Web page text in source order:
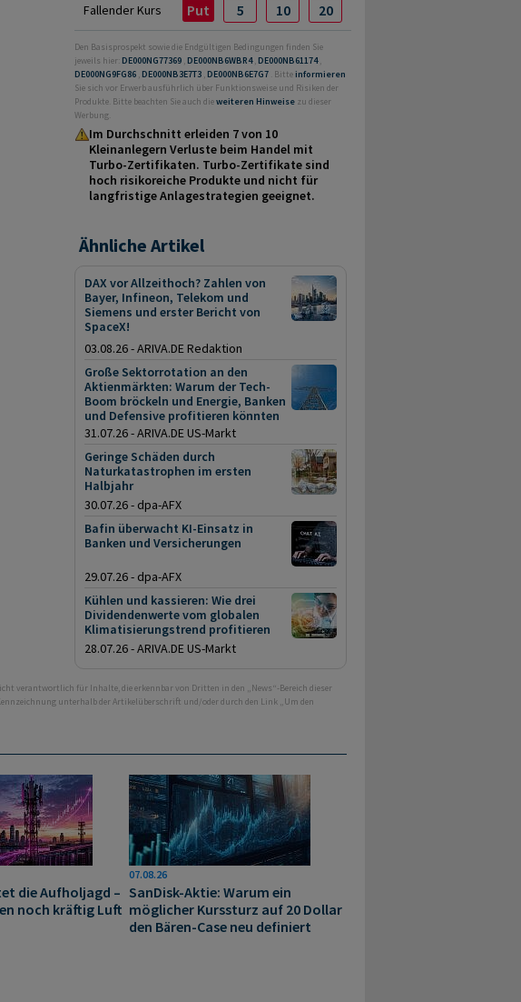
Fallender Kurs Put 5 10 20
Den Basisprospekt sowie die Endgültigen Bedingungen finden Sie
jeweils hier: DE000NG77369 ,DE000NB6WBR4,DE000NB61174,
DE000NG9FG86 ,DE000NB3E7T3 ,DE000NB6E7G7 . Bitteinformieren
Sie sich vor Erwerb ausführlich über Funktionsweise und Risiken der
Produkte. Bitte beachten Sie auch dieweiteren Hinweise zu dieser
Werbung.
Im Durchschnitt erleiden 7 von 10
Kleinanlegern Verluste beim Handel mit
Turbo-Zertifikaten. Turbo-Zertifikate sind
hoch risikoreiche Produkte und nicht für
langfristige Anlage­strategien geeignet.
Ähnliche Artikel
DAX vor Allzeithoch? Zahlen von
Bayer, Infineon, Telekom und
Siemens und erster Bericht von
SpaceX!
03.08.26 - ARIVA.DE Redaktion
Große Sektorrotation an den
Aktienmärkten: Warum der Tech-
Boom bröckeln und Energie, Banken
und Defensive profitieren könnten
31.07.26 - ARIVA.DE US-Markt
Geringe Schäden durch
Naturkatastrophen im ersten
Halbjahr
30.07.26 - dpa-AFX
Bafin überwacht KI-Einsatz in
Banken und Versicherungen
29.07.26 - dpa-AFX
Kühlen und kassieren: Wie drei
Dividendenwerte vom globalen
Klimatisierungstrend profitieren
28.07.26 - ARIVA.DE US-Markt
verantwortlich für Inhalte, die erkennbar von Dritten in den „News“-Bereich dieser
unterhalb der Artikelüberschrift und/oder durch den Link „Um den
die Aufholjagd –
noch kräftig Luft
07.08.26
SanDisk-Aktie: Warum ein
möglicher Kurssturz auf 20 Dollar
den Bären-Case neu definiert